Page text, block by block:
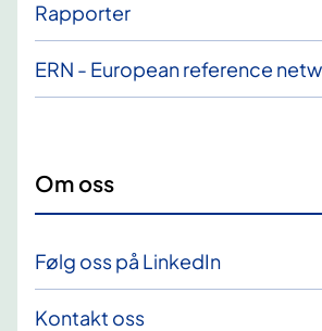
Rapporter
ERN - European reference
Om oss
Følg oss på LinkedIn
Kontakt oss